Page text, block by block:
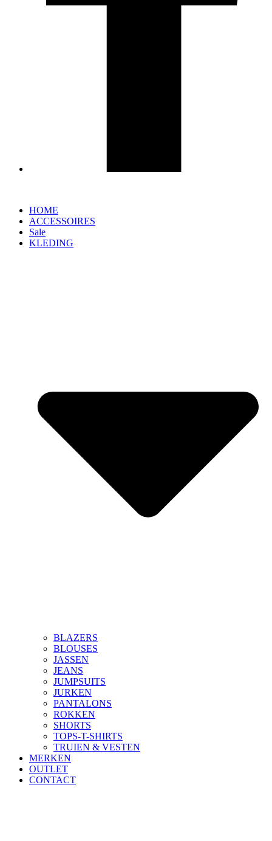
HOME
ACCESSOIRES
Sale
KLEDING
BLAZERS
BLOUSES
JASSEN
JEANS
JUMPSUITS
JURKEN
PANTALONS
ROKKEN
SHORTS
TOPS-T-SHIRTS
TRUIEN & VESTEN
MERKEN
OUTLET
CONTACT